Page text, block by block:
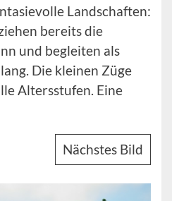
Landschaften:
bereits die
und begleiten als
Die kleinen Züge
Altersstufen. Eine
Nächstes Bild